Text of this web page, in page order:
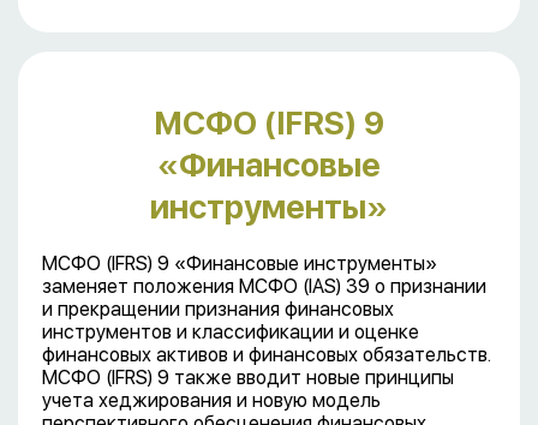
МСФО (IFRS) 9
«Финансовые
инструменты»
МСФО (IFRS) 9 «Финансовые инструменты»
заменяет положения МСФО (IAS) 39 о признании
и прекращении признания финансовых
инструментов и классификации и оценке
финансовых активов и финансовых обязательств.
МСФО (IFRS) 9 также вводит новые принципы
учета хеджирования и новую модель